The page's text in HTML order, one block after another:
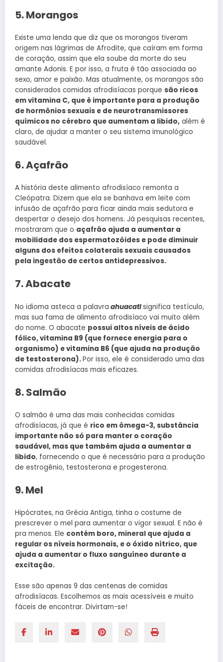
5. Morangos
Existe uma lenda que diz que os morangos tiveram
origem nas lágrimas de Afrodite, que caíram em forma
de coração, assim que ela soube da morte do seu
amante Adonis. E por isso, a fruta é tão associada ao
sexo, amor e paixão. Mas atualmente, os morangos são
considerados comidas afrodisíacas porque são ricos
em vitamina C, que é importante para a produção
de hormônios sexuais e de neurotransmissores
químicos no cérebro que aumentam a libido, além é
claro, de ajudar a manter o seu sistema imunológico
saudável.
6. Açafrão
A história deste alimento afrodisíaco remonta a
Cleópatra. Dizem que ela se banhava em leite com
infusão de açafrão para ficar ainda mais sedutora e
despertar o desejo dos homens. Já pesquisas recentes,
mostraram que o açafrão ajuda a aumentar a
mobilidade dos espermatozóides e pode diminuir
alguns dos efeitos colaterais sexuais causados
pela ingestão de certos antidepressivos.
7. Abacate
No idioma asteca a palavra ahuacatlsignifica testículo,
mas sua fama de alimento afrodisíaco vai muito além
do nome. O abacate possui altos níveis de ácido
fólico, vitamina B9 (que fornece energia para o
organismo) e vitamina B6 (que ajuda na produção
de testosterona).Por isso, ele é considerado uma das
comidas afrodisíacas mais eficazes.
8. Salmão
O salmão é uma das mais conhecidas comidas
afrodisíacas, já que é rico em ômega-3, substância
importante não só para manter o coração
saudável, mas que também ajuda a aumentar a
libido, fornecendo o que é necessário para a produção
de estrogênio, testosterona e progesterona.
9. Mel
Hipócrates, na Grécia Antiga, tinha o costume de
prescrever o mel para aumentar o vigor sexual. E não é
pra menos. Ele contém boro, mineral que ajuda a
regular os níveis hormonais, e o óxido nítrico, que
ajuda a aumentar o fluxo sanguíneo durante a
excitação.
Esse são apenas 9 das centenas de comidas
afrodisíacas. Escolhemos as mais acessíveis e muito
fáceis de encontrar. Divirtam-se!